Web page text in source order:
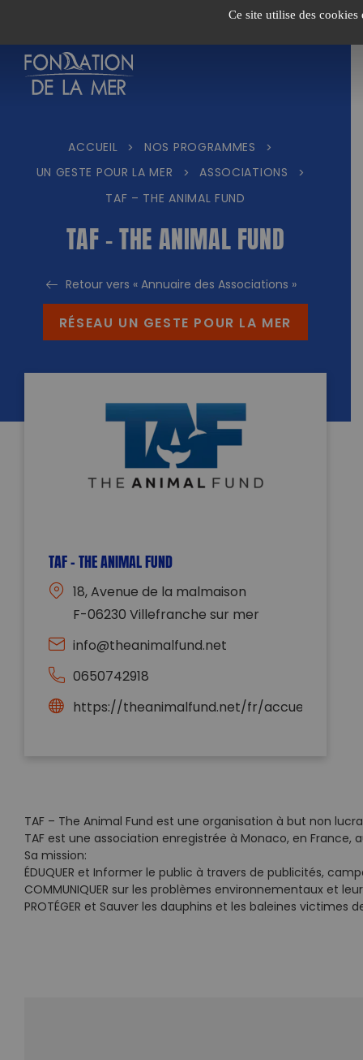
Ce site utilise des
contenu
ACCUEIL > NOS PROGRAMMES
>
UN GESTE POUR LA MER
> ASSOCIATIONS
>
TAF – THE ANIMAL FUND
TAF – THE ANIMAL FUND
Retour vers « Annuaire des Associations »
RÉSEAU UN GESTE POUR LA MER
TAF – THE ANIMAL FUND
18, Avenue de la malmaison
F-06230 Villefranche sur mer
info@theanimalfund.net
0650742918
https://theanimalfund.net/fr/accueil/
TAF – The Animal Fund est une organisation à but non
TAF est une association enregistrée à Monaco, en France,
Sa mission:
ÉDUQUER et Informer le public à travers de publicités,
COMMUNIQUER sur les problèmes environnementaux et
PROTÉGER et Sauver les dauphins et les baleines